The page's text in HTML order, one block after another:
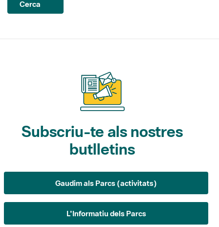
Subscriu-te als nostres
butlletins
Gaudim als Parcs (activitats)
L'Informatiu dels Parcs